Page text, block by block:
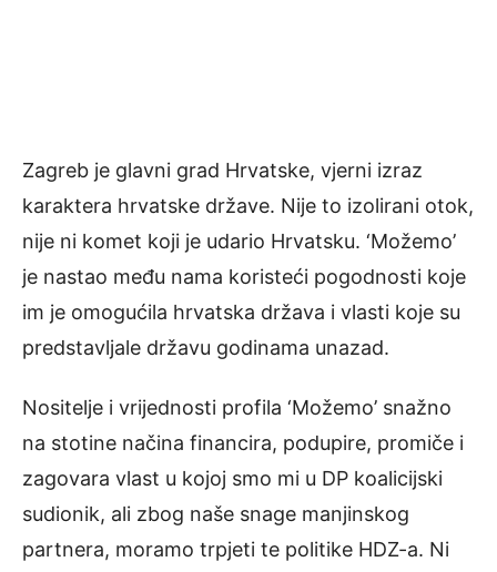
Zagreb je glavni grad Hrvatske, vjerni izraz
karaktera hrvatske države. Nije to izolirani otok,
nije ni komet koji je udario Hrvatsku. ‘Možemo’
je nastao među nama koristeći pogodnosti koje
im je omogućila hrvatska država i vlasti koje su
predstavljale državu godinama unazad.
Nositelje i vrijednosti profila ‘Možemo’ snažno
na stotine načina financira, podupire, promiče i
zagovara vlast u kojoj smo mi u DP koalicijski
sudionik, ali zbog naše snage manjinskog
partnera, moramo trpjeti te politike HDZ-a. Ni